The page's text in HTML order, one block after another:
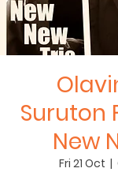
Suruton
New
Fri 21 Oct
  |